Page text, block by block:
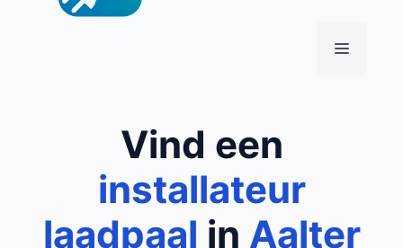
MENU
Vind een
installateur
laadpaal in Aalter